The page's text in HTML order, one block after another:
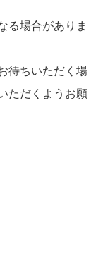
る場合がありま
待ちいただく場
ただくようお願